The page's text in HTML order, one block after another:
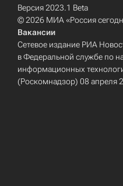
Версия 2023.1 Beta
© 2026 МИА «Россия
Вакансии
Сетевое издание РИА
в Федеральной службе по
информационных
(Роскомнадзор) 08 апреля